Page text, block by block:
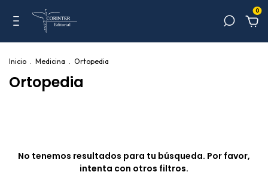
0
Inicio . Medicina . Ortopedia
Ortopedia
No tenemos resultados para tu búsqueda. Por favor,
intenta con otros filtros.